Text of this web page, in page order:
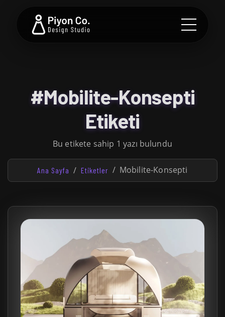
#Mobilite-Konsepti
Etiketi
Bu etikete sahip 1 yazı bulundu
Ana Sayfa Etiketler Mobilite-Konsepti